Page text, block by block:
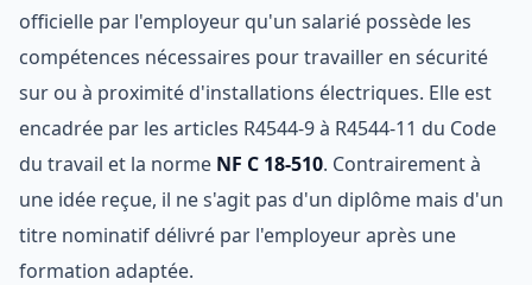
officielle par l'employeur qu'un salarié possède les
compétences nécessaires pour travailler en sécurité
sur ou à proximité d'installations électriques. Elle est
encadrée par les articles R4544-9 à R4544-11 du Code
du travail et la norme NF C 18-510. Contrairement à
une idée reçue, il ne s'agit pas d'un diplôme mais d'un
titre nominatif délivré par l'employeur après une
formation adaptée.